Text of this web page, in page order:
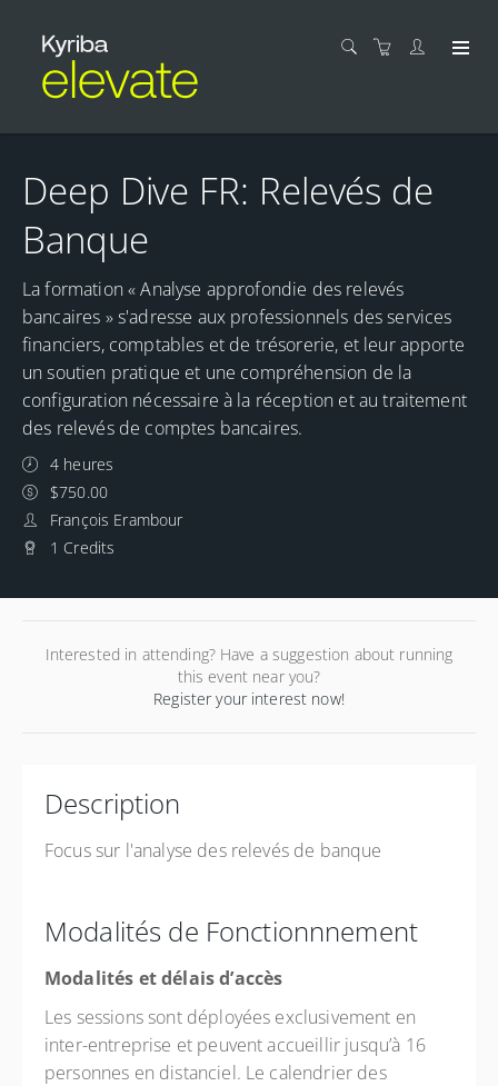
Deep Dive FR: Relevés de
Banque
La formation « Analyse approfondie des relevés
bancaires » s'adresse aux professionnels des services
financiers, comptables et de trésorerie, et leur apporte
un soutien pratique et une compréhension de la
configuration nécessaire à la réception et au traitement
des relevés de comptes bancaires.
4 heures
$750.00
François Erambour
1 Credits
Interested in attending? Have a suggestion about running
this event near you?
Register your interest now!
Description
Focus sur l'analyse des relevés de banque
Modalités de Fonctionnnement
Modalités et délais d’accès
Les sessions sont déployées exclusivement en
inter-entreprise et peuvent accueillir jusqu’à 16
personnes en distanciel. Le calendrier des